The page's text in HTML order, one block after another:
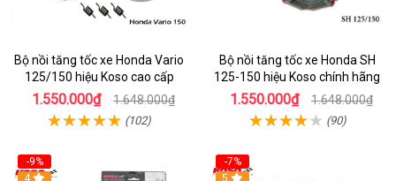
Bộ nồi tăng tốc xe Honda Vario
125/150 hiệu Koso cao cấp
1.550.000₫ 1.648.000₫
(102)
Bộ nồi tăng tốc xe Honda SH
125-150 hiệu Koso chính hãng
1.550.000₫ 1.648.000₫
(90)
-9%
4
-7%
5